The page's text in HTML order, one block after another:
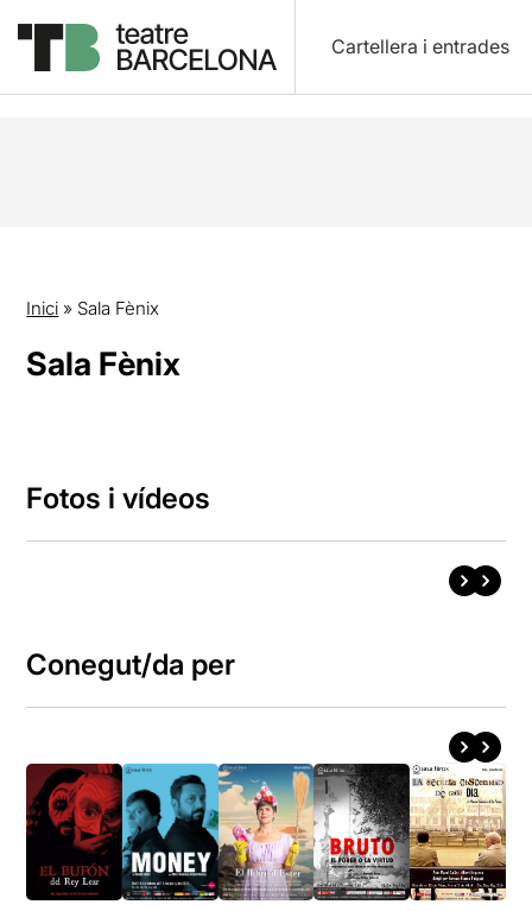
Cartellera i entrades
Inici » Sala Fènix
Sala Fènix
Fotos i vídeos
Conegut/da per